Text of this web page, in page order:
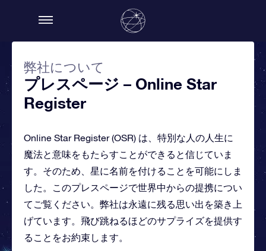
弊社について
プレスページ – Online Star
Register
Online Star Register (OSR) は、特別な人の人生に
魔法と意味をもたらすことができると信じていま
す。そのため、星に名前を付けることを可能にしま
した。このプレスページで世界中からの提携につい
てご覧ください。弊社は永遠に残る思い出を築き上
げています。飛び跳ねるほどのサプライズを提供す
ることをお約束します。